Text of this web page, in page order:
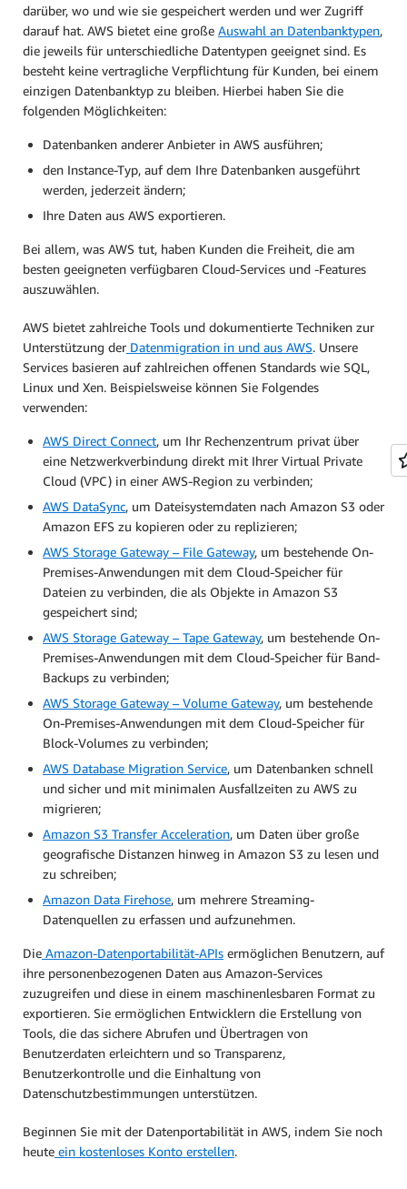
darüber, wo und wie sie gespeichert werden und wer Zugriff
darauf hat. AWS bietet eine große Auswahl an Datenbanktypen,
die jeweils für unterschiedliche Datentypen geeignet sind. Es
besteht keine vertragliche Verpflichtung für Kunden, bei einem
einzigen Datenbanktyp zu bleiben. Hierbei haben Sie die
folgenden Möglichkeiten:
Datenbanken anderer Anbieter in AWS ausführen;
den Instance-Typ, auf dem Ihre Datenbanken ausgeführt
werden, jederzeit ändern;
Ihre Daten aus AWS exportieren.
Bei allem, was AWS tut, haben Kunden die Freiheit, die am
besten geeigneten verfügbaren Cloud-Services und -Features
auszuwählen.
AWS bietet zahlreiche Tools und dokumentierte Techniken zur
Unterstützung der Datenmigration in und aus AWS. Unsere
Services basieren auf zahlreichen offenen Standards wie SQL,
Linux und Xen. Beispielsweise können Sie Folgendes
verwenden:
AWS Direct Connect, um Ihr Rechenzentrum privat über
eine Netzwerkverbindung direkt mit Ihrer Virtual Private
Cloud (VPC) in einer AWS-Region zu verbinden;
AWS DataSync, um Dateisystemdaten nach Amazon S3 oder
Amazon EFS zu kopieren oder zu replizieren;
AWS Storage Gateway – File Gateway, um bestehende On-
Premises-Anwendungen mit dem Cloud-Speicher für
Dateien zu verbinden, die als Objekte in Amazon S3
gespeichert sind;
AWS Storage Gateway – Tape Gateway, um bestehende On-
Premises-Anwendungen mit dem Cloud-Speicher für Band-
Backups zu verbinden;
AWS Storage Gateway – Volume Gateway, um bestehende
On-Premises-Anwendungen mit dem Cloud-Speicher für
Block-Volumes zu verbinden;
AWS Database Migration Service, um Datenbanken schnell
und sicher und mit minimalen Ausfallzeiten zu AWS zu
migrieren;
Amazon S3 Transfer Acceleration, um Daten über große
geografische Distanzen hinweg in Amazon S3 zu lesen und
zu schreiben;
Amazon Data Firehose, um mehrere Streaming-
Datenquellen zu erfassen und aufzunehmen.
Die Amazon-Datenportabilität-APIs ermöglichen Benutzern, auf
ihre personenbezogenen Daten aus Amazon-Services
zuzugreifen und diese in einem maschinenlesbaren Format zu
exportieren. Sie ermöglichen Entwicklern die Erstellung von
Tools, die das sichere Abrufen und Übertragen von
Benutzerdaten erleichtern und so Transparenz,
Benutzerkontrolle und die Einhaltung von
Datenschutzbestimmungen unterstützen.
Beginnen Sie mit der Datenportabilität in AWS, indem Sie noch
heute ein kostenloses Konto erstellen.